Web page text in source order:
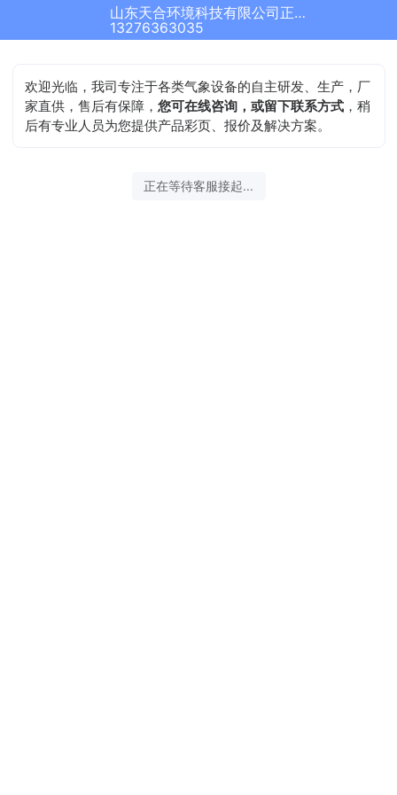
山东天合环境科技有限公司正在为您服务
13276363035
欢迎光临，我司专注于各类气象设备的自主研发、生产，厂
家直供，售后有保障，您可在线咨询，或留下联系方式 ，稍
后有专业人员为您提供产品彩页、报价及解决方案。
正在等待客服接起...